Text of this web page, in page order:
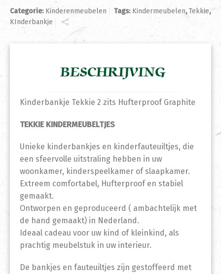
Categorie: Kinderenmeubelen Tags: Kindermeubelen,Tekkie,
KInderbankje
BESCHRIJVING
Kinderbankje Tekkie 2 zits Hufterproof Graphite
TEKKIE KINDERMEUBELTJES
Unieke kinderbankjes en kinderfauteuiltjes, die
een sfeervolle uitstraling hebben in uw
woonkamer, kinderspeelkamer of slaapkamer.
Extreem comfortabel, Hufterproof en stabiel
gemaakt.
Ontworpen en geproduceerd ( ambachtelijk met
de hand gemaakt) in Nederland.
Ideaal cadeau voor uw kind of kleinkind, als
prachtig meubelstuk in uw interieur.
De bankjes en fauteuiltjes zijn gestoffeerd met